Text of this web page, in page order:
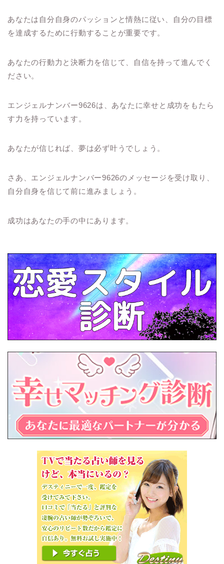
あなたは自分自身のパッションと情熱に従い、自分の目標
を達成するために行動することが重要です。
あなたの行動力と決断力を信じて、自信を持って進んでく
ださい。
エンジェルナンバー9626は、あなたに幸せと成功をもたら
す力を持っています。
あなたが信じれば、夢は必ず叶うでしょう。
さあ、エンジェルナンバー9626のメッセージを受け取り、
自分自身を信じて前に進みましょう。
成功はあなたの手の中にあります。